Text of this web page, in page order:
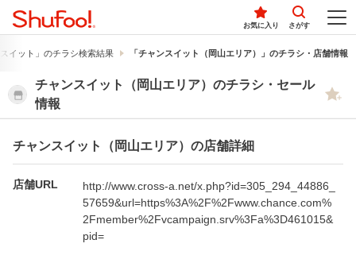
お気に入り さがす
イット」のチラシ検索結果 「チャンスイット（岡山エリア）」のチラシ・店舗情報
チャンスイット（岡山エリア）のチラシ・セール
情報
チャンスイット（岡山エリア）の店舗詳細
店舗URL
http://www.cross-a.net/x.php?id=305_294_44886_
57659&url=https%3A%2F%2Fwww.chance.com%
2Fmember%2Fvcampaign.srv%3Fa%3D461015&
pid=